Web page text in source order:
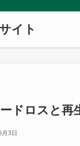
イト
ドロスと再
3日